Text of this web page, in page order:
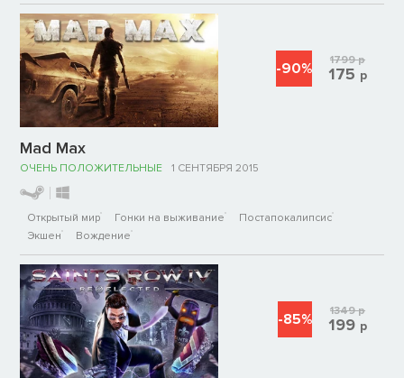
Mad Max
ОЧЕНЬ ПОЛОЖИТЕЛЬНЫЕ 1 СЕНТЯБРЯ 2015
Открытый мир Гонки на выживание
Постапокалипсис
Экшен
Вождение
-90% 1799р
175 р
-85% 1349р
199 р